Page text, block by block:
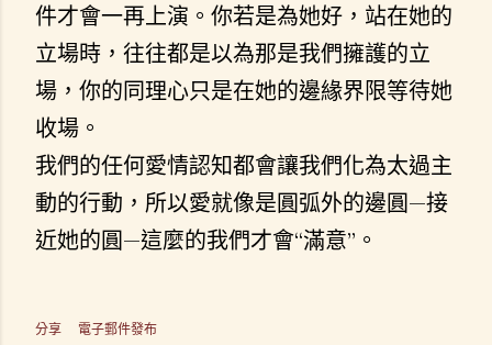
件才會一再上演。你若是為她好，站在她的
立場時，往往都是以為那是我們擁護的立
場，你的同理心只是在她的邊緣界限等待她
收場。
我們的任何愛情認知都會讓我們化為太過主
動的行動，所以愛就像是圓弧外的邊圓—接
近她的圓—這麼的我們才會“滿意”。
分享
電子郵件發布